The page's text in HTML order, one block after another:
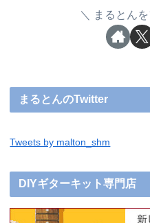
まるとん
まるとんのTwitter
Tweets by malton_shm
DIYギターキット専門店